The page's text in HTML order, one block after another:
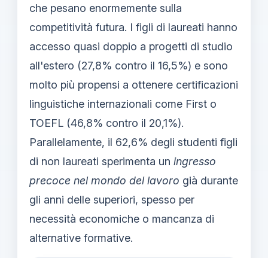
che pesano enormemente sulla
competitività futura. I figli di laureati hanno
accesso quasi doppio a progetti di studio
all'estero (27,8% contro il 16,5%) e sono
molto più propensi a ottenere certificazioni
linguistiche internazionali come First o
TOEFL (46,8% contro il 20,1%).
Parallelamente, il 62,6% degli studenti figli
di non laureati sperimenta un ingresso
precoce nel mondo del lavoro già durante
gli anni delle superiori, spesso per
necessità economiche o mancanza di
alternative formative.